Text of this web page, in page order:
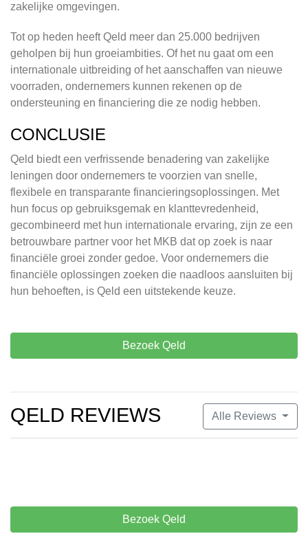
zakelijke omgevingen.
Tot op heden heeft Qeld meer dan 25.000 bedrijven
geholpen bij hun groeiambities. Of het nu gaat om een
internationale uitbreiding of het aanschaffen van nieuwe
voorraden, ondernemers kunnen rekenen op de
ondersteuning en financiering die ze nodig hebben.
CONCLUSIE
Qeld biedt een verfrissende benadering van zakelijke
leningen door ondernemers te voorzien van snelle,
flexibele en transparante financieringsoplossingen. Met
hun focus op gebruiksgemak en klanttevredenheid,
gecombineerd met hun internationale ervaring, zijn ze een
betrouwbare partner voor het MKB dat op zoek is naar
financiële groei zonder gedoe. Voor ondernemers die
financiële oplossingen zoeken die naadloos aansluiten bij
hun behoeften, is Qeld een uitstekende keuze.
Bezoek Qeld
Alle Reviews
QELD REVIEWS
Bezoek Qeld